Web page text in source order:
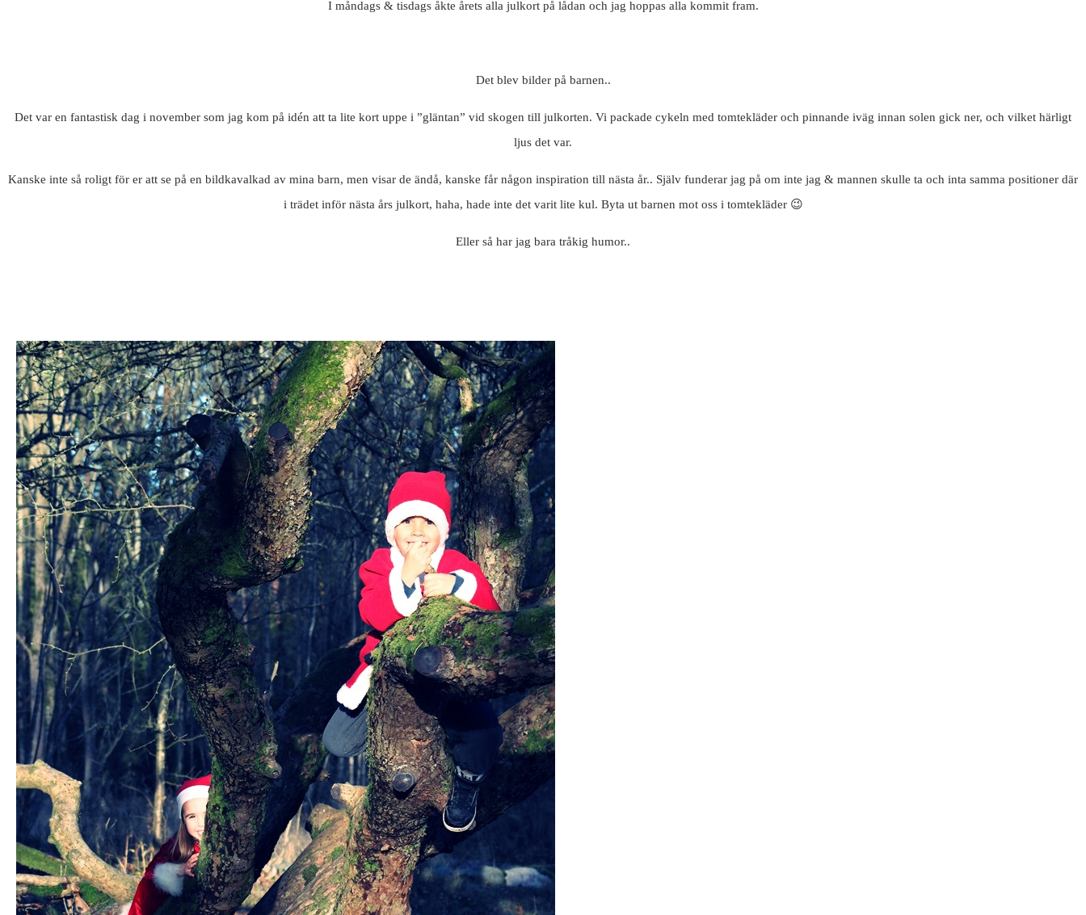
I måndags & tisdags åkte årets alla julkort på lådan och jag hoppas alla kommit fram.
Det blev bilder på barnen..
Det var en fantastisk dag i november som jag kom på idén att ta lite kort uppe i ”gläntan” vid skogen till julkorten. Vi packade cykeln med tomtekläder och pinnande iväg innan solen gick ner, och vilket härligt
ljus det var.
Kanske inte så roligt för er att se på en bildkavalkad av mina barn, men visar de ändå, kanske får någon inspiration till nästa år.. Själv funderar jag på om inte jag & mannen skulle ta och inta samma positioner där
i trädet inför nästa års julkort, haha, hade inte det varit lite kul. Byta ut barnen mot oss i tomtekläder 😉
Eller så har jag bara tråkig humor..